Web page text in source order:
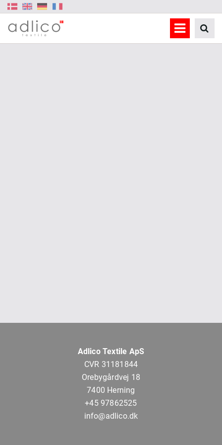
Adlico Textile ApS
CVR 31181844
Orebygårdvej 18
7400 Herning
+45 97862525
info@adlico.dk